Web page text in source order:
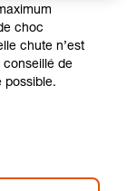
choc
chute n’est
conseillé de
possible.